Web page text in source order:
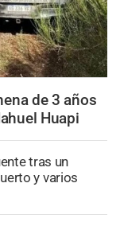
de 3 años
Huapi
tras un
y varios